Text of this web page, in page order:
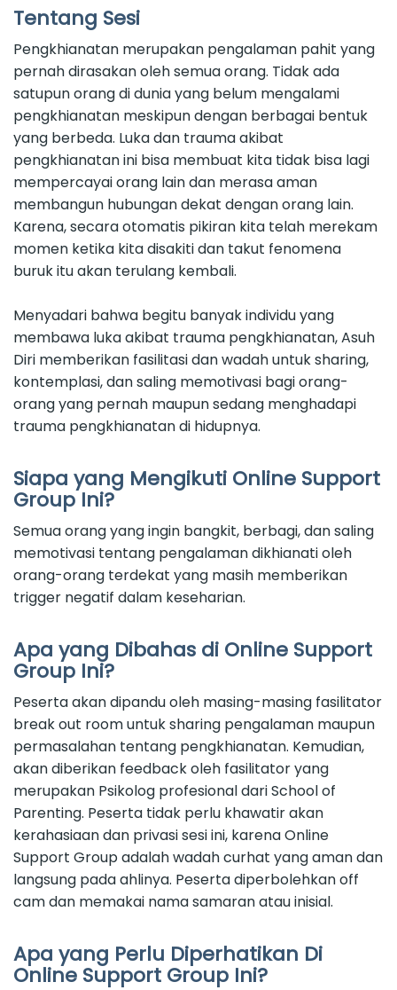
Tentang Sesi
Pengkhianatan merupakan pengalaman pahit yang
pernah dirasakan oleh semua orang. Tidak ada
satupun orang di dunia yang belum mengalami
pengkhianatan meskipun dengan berbagai bentuk
yang berbeda. Luka dan trauma akibat
pengkhianatan ini bisa membuat kita tidak bisa lagi
mempercayai orang lain dan merasa aman
membangun hubungan dekat dengan orang lain.
Karena, secara otomatis pikiran kita telah merekam
momen ketika kita disakiti dan takut fenomena
buruk itu akan terulang kembali.
Menyadari bahwa begitu banyak individu yang
membawa luka akibat trauma pengkhianatan, Asuh
Diri memberikan fasilitasi dan wadah untuk sharing,
kontemplasi, dan saling memotivasi bagi orang-
orang yang pernah maupun sedang menghadapi
trauma pengkhianatan di hidupnya.
Siapa yang Mengikuti Online Support
Group Ini?
Semua orang yang ingin bangkit, berbagi, dan saling
memotivasi tentang pengalaman dikhianati oleh
orang-orang terdekat yang masih memberikan
trigger negatif dalam keseharian.
Apa yang Dibahas di Online Support
Group Ini?
Peserta akan dipandu oleh masing-masing fasilitator
break out room untuk sharing pengalaman maupun
permasalahan tentang pengkhianatan. Kemudian,
akan diberikan feedback oleh fasilitator yang
merupakan Psikolog profesional dari School of
Parenting. Peserta tidak perlu khawatir akan
kerahasiaan dan privasi sesi ini, karena Online
Support Group adalah wadah curhat yang aman dan
langsung pada ahlinya. Peserta diperbolehkan off
cam dan memakai nama samaran atau inisial.
Apa yang Perlu Diperhatikan Di
Online Support Group Ini?